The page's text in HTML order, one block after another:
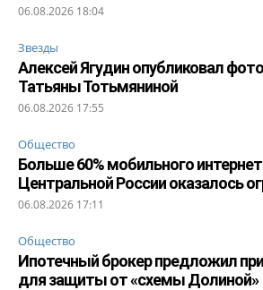
06.08.2026 18:04
Звезды
Алексей Ягудин опубликовал
Татьяны Тотьмяниной
06.08.2026 17:55
Общество
Больше 60% мобильного
Центральной России оказалось
06.08.2026 17:11
Общество
Ипотечный брокер предложил
для защиты от «схемы Долиной»